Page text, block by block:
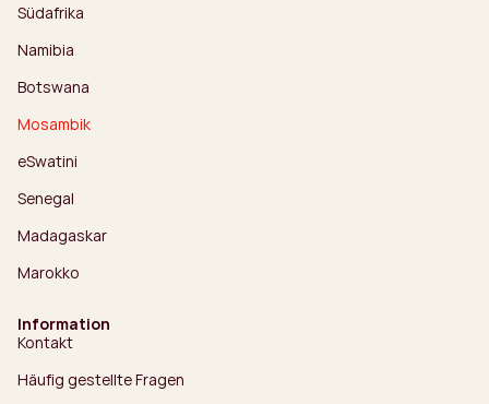
Südafrika
Namibia
Botswana
Mosambik
eSwatini
Senegal
Madagaskar
Marokko
Information
Kontakt
Häufig gestellte Fragen